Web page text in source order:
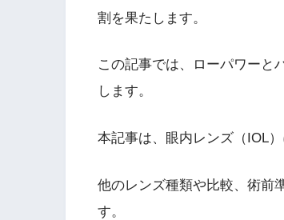
割を果たします。
この記事では、ローパワーと
します。
本記事は、眼内レンズ（IOL
他のレンズ種類や比較、術前
す。